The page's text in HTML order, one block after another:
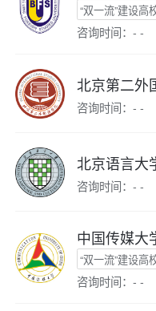
“双一流”建设高
咨询时间：- -
北京第二外
咨询时间：- -
北京语言大
咨询时间：- -
中国传媒大
“双一流”建设高
咨询时间：- -